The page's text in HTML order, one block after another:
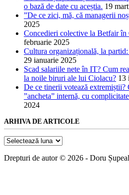
o bază de date cu aceștia. 19
”De ce zici, mă, că managerii
2025
Concedieri colective la Betfair
februarie 2025
Cultura organizațională, la
29 ianuarie 2025
Scad salariile nete în IT? Cum
la noile biruri ale lui Ciolacu? 13
De ce tinerii votează extremiștii?
”ancheta” internă, cu
2024
ARHIVA DE ARTICOLE
Arhiva
articole
Drepturi de autor © 2026 - Doru